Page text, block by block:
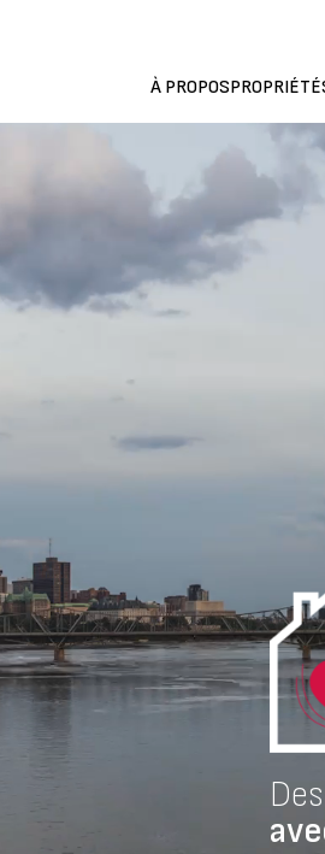
À PROPOS